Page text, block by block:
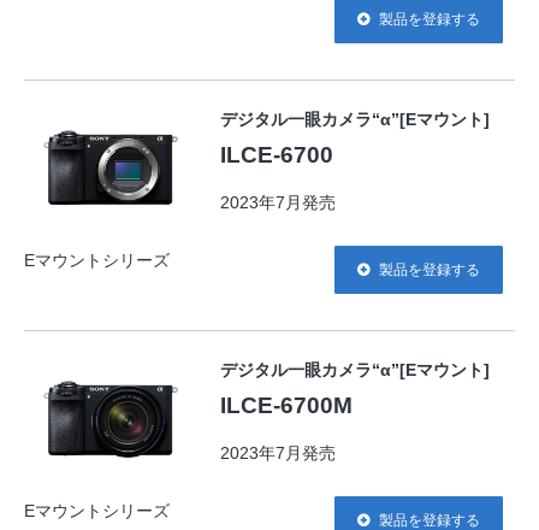
製品を登録する
デジタル一眼カメラ“α”[Eマウント]
ILCE-6700
2023年7月発売
Eマウントシリーズ 製品を登録する
デジタル一眼カメラ“α”[Eマウント]
ILCE-6700M
2023年7月発売
Eマウントシリーズ 製品を登録する